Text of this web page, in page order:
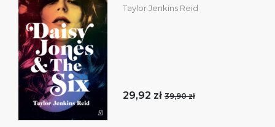
Taylor Jenkins Reid
29,92 zł 39,90 zł